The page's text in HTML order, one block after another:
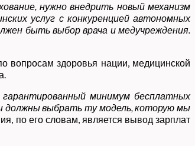
нужно внедрить новый механизм
услуг с конкуренцией автономных
быть выбор врача и медучреждения.
вопросам здоровья нации, медицинской
минимум бесплатных
должны выбрать ту модель, которую мы
по его словам, является вывод зарплат